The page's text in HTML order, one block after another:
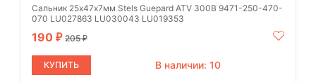
Сальник 25х47х7мм Stels Guepard ATV 300B 9471-250-470-
070 LU027863 LU030043 LU019353
190 ₽ 205₽
КУПИТЬ В наличии: 10